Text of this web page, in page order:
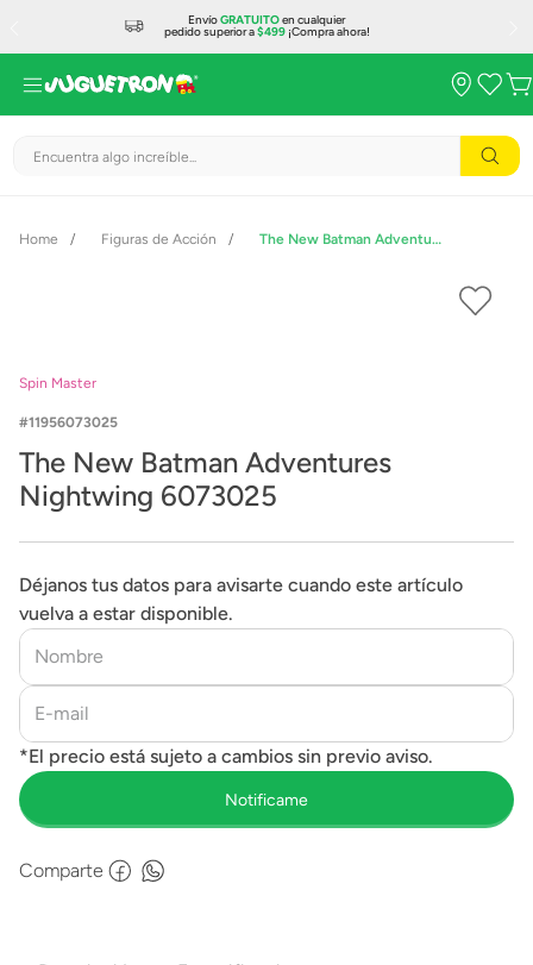
EnvíoGRATUITOen cualquier
pedido superior a$499¡Compra ahora!
Encuentra algo increíble...
Figuras de Acción The New Batman Adventures Nightwing 6073025
Spin Master
11956073025
The New Batman Adventures
Nightwing 6073025
Déjanos tus datos para avisarte cuando este artículo
vuelva a estar disponible.
Comparte